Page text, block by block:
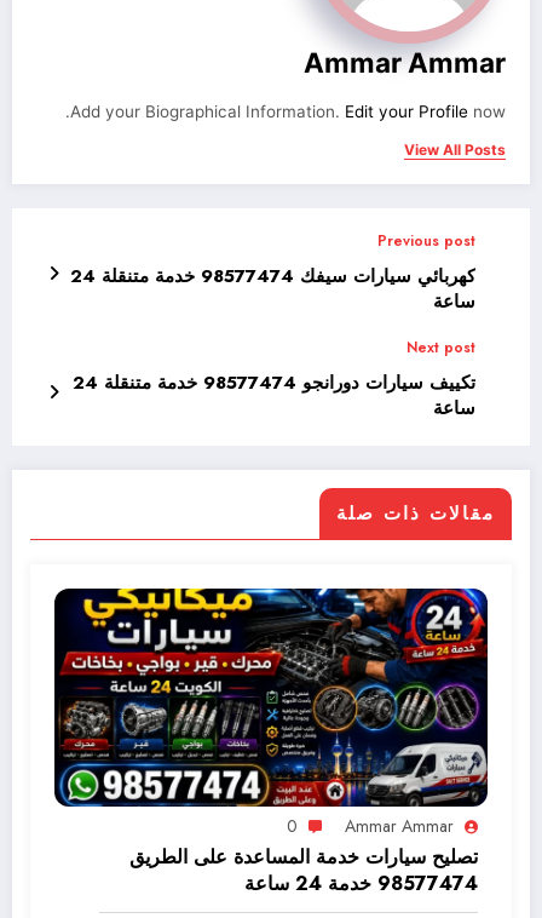
Ammar Ammar
Add your Biographical Information. Edit your Profile now.
View All Posts
Previous post
كهربائي سيارات سيفك 98577474 خدمة متنقلة 24
ساعة
Next post
تكييف سيارات دورانجو 98577474 خدمة متنقلة 24
ساعة
مقالات ذات صلة
Ammar Ammar
0
تصليح سيارات خدمة المساعدة على الطريق
98577474 خدمة 24 ساعة